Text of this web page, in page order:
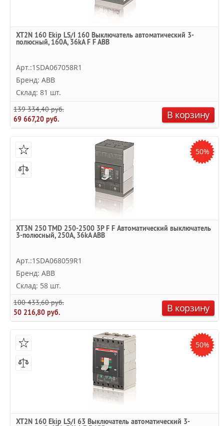
XT2N 160 Ekip LS/I 160 Выключатель автоматический 3-
полюсный, 160А, 36kA F F ABB
Арт.:1SDA067058R1
Бренд: ABB
Склад: 81 шт.
139 334,40 руб.
69 667,20 руб.
В корзину
50%
XT3N 250 TMD 250-2500 3P F F Автоматический выключатель
3-полюсный, 250А, 36kA ABB
Арт.:1SDA068059R1
Бренд: ABB
Склад: 58 шт.
100 433,60 руб.
50 216,80 руб.
В корзину
50%
XT2N 160 Ekip LS/I 63 Выключатель автоматический 3-